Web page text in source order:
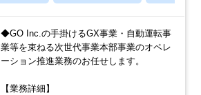
◆GO Inc.の手掛けるGX事業・自動運転事
業等を束ねる次世代事業本部事業のオペレ
ーション推進業務のお任せします。
【業務詳細】